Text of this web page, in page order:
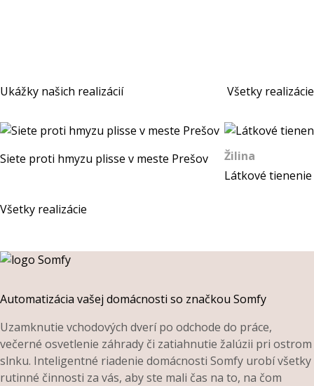
Ukážky našich realizácií Všetky realizácie
Siete proti hmyzu plisse v meste Prešov
Žilina
Látkové
Všetky realizácie
Automatizácia vašej domácnosti so značkou Somfy
Uzamknutie vchodových dverí po odchode do práce,
večerné osvetlenie záhrady či zatiahnutie žalúzii pri ostrom
slnku. Inteligentné riadenie domácnosti Somfy urobí všetky
rutinné činnosti za vás, aby ste mali čas na to, na čom